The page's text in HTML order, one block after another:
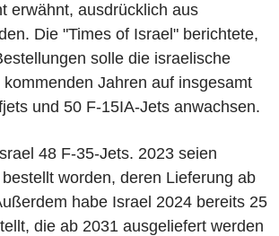
erwähnt, ausdrücklich aus
Die "Times of Israel" berichtete,
solle die israelische
Jahren auf insgesamt
und 50 F-15IA-Jets anwachsen.
48 F-35-Jets. 2023 seien
worden, deren Lieferung ab
habe Israel 2024 bereits 25
die ab 2031 ausgeliefert werden